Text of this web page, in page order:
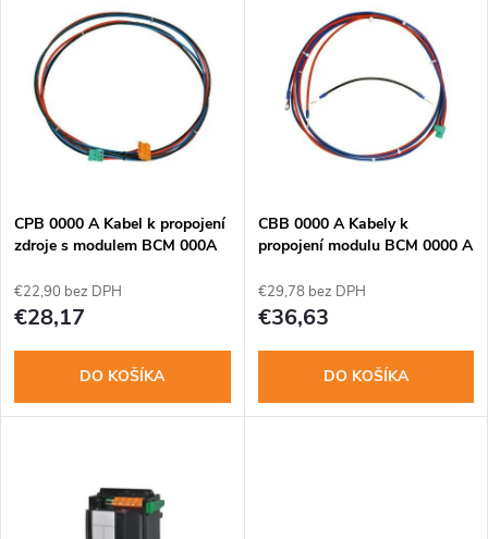
e
e
p
r
o
Abecedne
p
s
p
r
d
CPB 0000 A Kabel k propojení
zdroje s modulem BCM 000A
€22,90 bez DPH
€28,17
DO KOŠÍKA
CBB 0000 A Kabely k
propojení modulu BCM 0000 A
€29,78 bez DPH
€36,63
DO KOŠÍKA